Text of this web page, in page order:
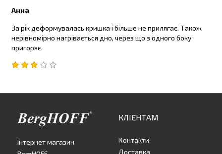
Анна
За рік деформувалась кришка і більше не прилягає. Також
нерівномірно нагрівається дно, через що з одного боку
пригоряє.
Інтернет магазин
КЛІЕНТАМ
Контакти
Доставка